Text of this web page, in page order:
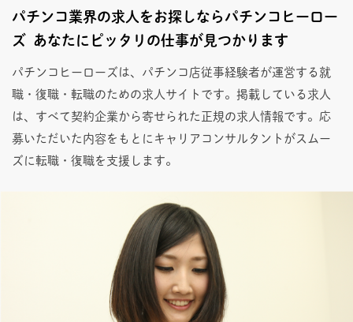
パチンコ業界の求人をお探しならパチンコヒーロー
ズ あなたにピッタリの仕事が見つかります
パチンコヒーローズは、パチンコ店従事経験者が運営する就
職・復職・転職のための求人サイトです。掲載している求人
は、すべて契約企業から寄せられた正規の求人情報です。応
募いただいた内容をもとにキャリアコンサルタントがスムー
ズに転職・復職を支援します。